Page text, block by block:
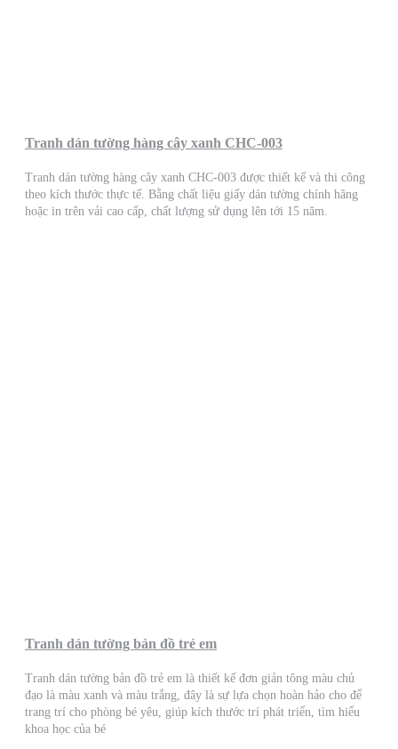
Tranh dán tường hàng cây xanh CHC-003
Tranh dán tường hàng cây xanh CHC-003 được thiết kế và thi công
theo kích thước thực tế. Bằng chất liệu giấy dán tường chính hãng
hoặc in trên vải cao cấp, chất lượng sử dụng lên tới 15 năm.
Tranh dán tường bản đồ trẻ em
Tranh dán tường bản đồ trẻ em là thiết kế đơn giản tông màu chủ
đạo là màu xanh và màu trắng, đây là sự lựa chọn hoàn hảo cho để
trang trí cho phòng bé yêu, giúp kích thước trí phát triển, tìm hiểu
khoa học của bé